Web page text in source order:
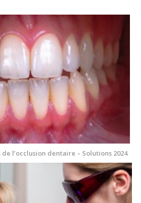
l’occlusion dentaire – Solutions 2024